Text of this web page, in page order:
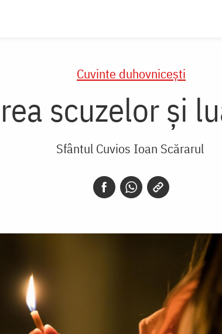
Cuvinte duhovnicești
scuzelor și
Sfântul Cuvios Ioan Scărarul